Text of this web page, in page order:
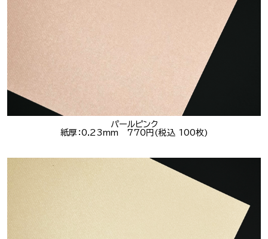
パールピンク
紙厚：0.23mm 770円(税込 100枚)